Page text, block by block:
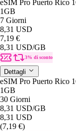
eSIM Pro Puerto Rico
1GB
7 Giorni
8,31 USD
7,19 €
8,31 USD/GB
3% di sconto
Dettagli
eSIM Pro Puerto Rico
1GB
30 Giorni
8,31 USD/GB
8,31 USD
(7,19 €)